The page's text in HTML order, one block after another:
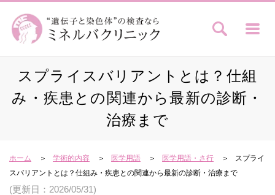
スプライスバリアントとは？仕組
み・疾患との関連から最新の診断・
治療まで
ホーム 学術的内容 医学用語 医学用語・さ行
スプライ
スバリアントとは？仕組み・疾患との関連から最新の診断・治療まで
(更新日：2026/05/31)